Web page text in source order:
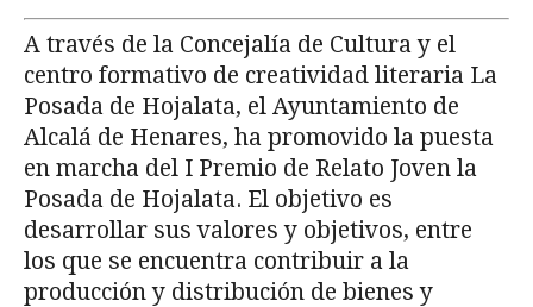
A través de la Concejalía de Cultura y el
centro formativo de creatividad literaria La
Posada de Hojalata, el Ayuntamiento de
Alcalá de Henares, ha promovido la puesta
en marcha del I Premio de Relato Joven la
Posada de Hojalata. El objetivo es
desarrollar sus valores y objetivos, entre
los que se encuentra contribuir a la
producción y distribución de bienes y